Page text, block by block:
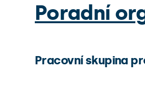
Poradní
Pracovní skupina